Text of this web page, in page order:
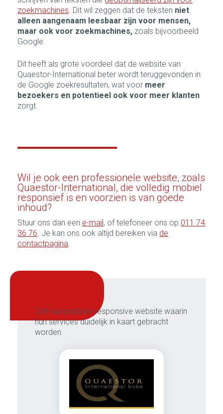
Zelf-aanpasbare responsive website waarin
hun services duidelijk in kaart gebracht
worden.
zoekmachines. Dit wil zeggen dat de teksten niet
alleen aangenaam leesbaar zijn voor mensen,
maar ook voor zoekmachines, zoals bijvoorbeeld
Google.
Dit heeft als grote voordeel dat de website van
Quaestor-International beter wordt teruggevonden in
de Google zoekresultaten, wat voor meer
bezoekers en potentieel ook voor meer klanten
zorgt.
Wil je ook een professionele website, zoals
Quaestor-International, die volledig mobiel
responsief is en voorzien is van goede
inhoud?
Stuur ons dan een e-mail, of telefoneer ons op 011 74
36 76. Je kan ons ook altijd bereiken via de
contactpagina.